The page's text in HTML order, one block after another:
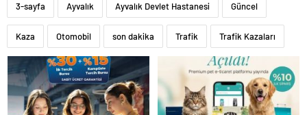
3-sayfa Ayvalık Ayvalık Devlet Hastanesi Güncel
Kaza Otomobil son dakika Trafik Trafik Kazaları